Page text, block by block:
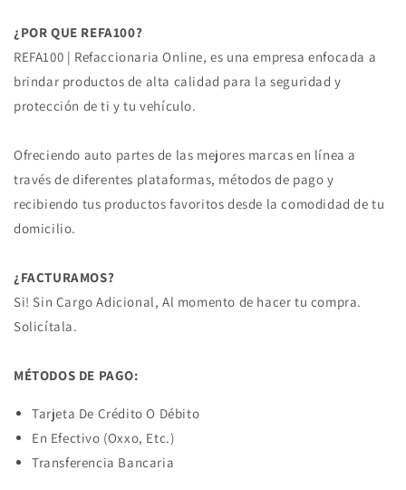
¿POR QUE REFA100?
REFA100 | Refaccionaria Online, es una empresa enfocada a
brindar productos de alta calidad para la seguridad y
protección de ti y tu vehículo.
Ofreciendo auto partes de las mejores marcas en línea a
través de diferentes plataformas, métodos de pago y
recibiendo tus productos favoritos desde la comodidad de tu
domicilio.
¿FACTURAMOS?
Si! Sin Cargo Adicional, Al momento de hacer tu compra.
Solicítala.
MÉTODOS DE PAGO:
Tarjeta De Crédito O Débito
En Efectivo (Oxxo, Etc.)
Transferencia Bancaria